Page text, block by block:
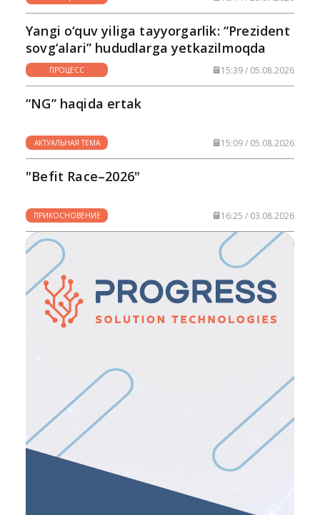
Yangi o‘quv yiliga tayyorgarlik: “Prezident
sovg‘alari” hududlarga yetkazilmoqda
ПРОЦЕСС 15:39 / 05.08.2026
“NG” haqida ertak
АКТУАЛЬНАЯ ТЕМА 15:09 / 05.08.2026
"Befit Race–2026"
ПРИКОСНОВЕНИЕ 16:25 / 03.08.2026